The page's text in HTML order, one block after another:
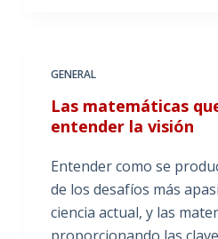
GENERAL
Las matemáticas
entender la visión
Entender como se
de los desafíos más
ciencia actual, y las